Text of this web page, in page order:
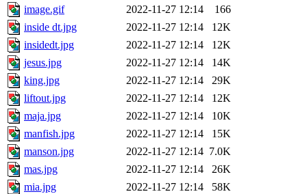
image.gif
2022-11-27 12:14
166
inside dt.jpg
2022-11-27 12:14
12K
insidedt.jpg
2022-11-27 12:14
12K
jesus.jpg
2022-11-27 12:14
14K
king.jpg
2022-11-27 12:14
29K
liftout.jpg
2022-11-27 12:14
12K
maja.jpg
2022-11-27 12:14
10K
manfish.jpg
2022-11-27 12:14
15K
manson.jpg
2022-11-27 12:14 7.0K
mas.jpg
2022-11-27 12:14
26K
mia.jpg
2022-11-27 12:14
58K